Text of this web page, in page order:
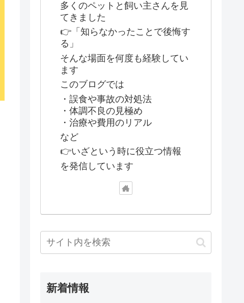
多くのペットと飼い主さんを見
てきました
👉「知らなかったことで後悔す
る」
そんな場面を何度も経験してい
ます
このブログでは
・誤食や事故の対処法
・体調不良の見極め
・治療や費用のリアル
など
👉いざという時に役立つ情報
を発信しています
新着情報